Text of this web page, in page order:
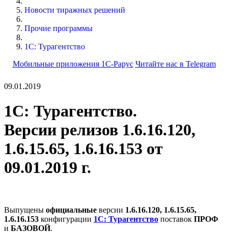
Новости тиражных решений
Прочие программы
1С: Турагентство
Мобильные приложения 1С-Рарус Читайте нас в Telegram
09.01.2019
1С: Турагентство.
Версии релизов 1.6.16.120,
1.6.15.65, 1.6.16.153 от
09.01.2019 г.
Выпущены официальные версии 1.6.16.120, 1.6.15.65,
1.6.16.153 конфигурации 1С: Турагентство поставок ПРОФ
и БАЗОВОЙ.